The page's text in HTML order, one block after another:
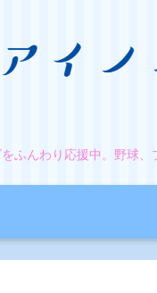
ふんわり応援中。野球